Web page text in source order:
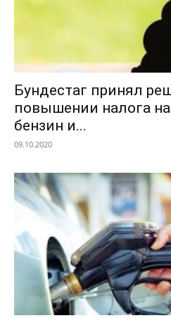
Бундестаг принял
повышении налога
бензин и...
09.10.2020